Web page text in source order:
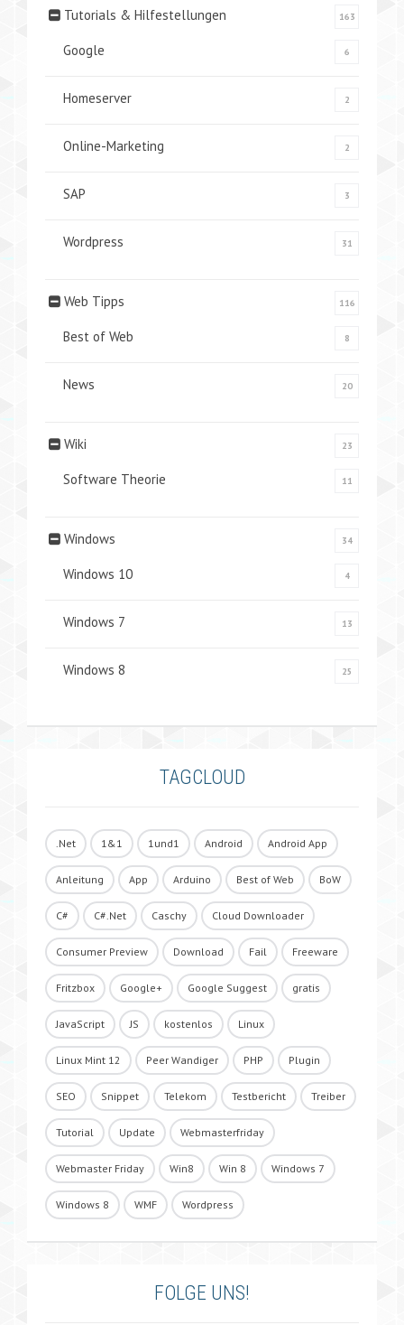
Tutorials & Hilfestellungen 163
Google 6
Homeserver 2
Online-Marketing 2
SAP 3
Wordpress 31
Web Tipps 116
Best of Web 8
News 20
Wiki 23
Software Theorie 11
Windows 34
Windows 10 4
Windows 7 13
Windows 8 25
TAGCLOUD
.Net 1&1 1und1 Android Android App
Anleitung App Arduino Best of Web BoW
C# C#.Net Caschy Cloud Downloader
Consumer Preview Download Fail Freeware
Fritzbox Google+ Google Suggest gratis
JavaScript JS kostenlos Linux
Linux Mint 12 Peer Wandiger PHP Plugin
SEO Snippet Telekom Testbericht Treiber
Tutorial Update Webmasterfriday
Webmaster Friday Win8 Win 8 Windows 7
Windows 8 WMF Wordpress
FOLGE UNS!